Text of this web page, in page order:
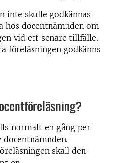
inte skulle godkännas
hos docentnämnden om
vid ett senare tillfälle.
föreläsningen godkänns
normalt en gång per
docentnämnden.
skall den